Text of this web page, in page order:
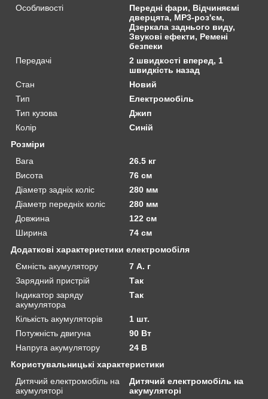
Особливості
Передні фари, Відчиняємі
дверцята, MP3-роз'єм,
Дзеркала заднього виду,
Звукові ефекти, Ремені
безпеки
Передачі
2 швидкості вперед, 1
швидкість назад
Стан
Новий
Тип
Електромобіль
Тип кузова
Джип
Колір
Синій
Розміри
Вага
26.5 кг
Висота
76 см
Діаметр задніх коліс
280 мм
Діаметр передніх коліс
280 мм
Довжина
122 см
Ширина
74 см
Додаткові характеристики електромобіля
Ємність акумулятору
7 А. г
Зарядний пристрій
Так
Індикатор заряду
акумулятора
Так
Кількість акумуляторів
1 шт.
Потужність двигуна
90 Вт
Напруга акумулятору
24 В
Користувальницькі характеристики
Дитячий електромобіль на
акумуляторі
Дитячий електромобіль на
акумуляторі